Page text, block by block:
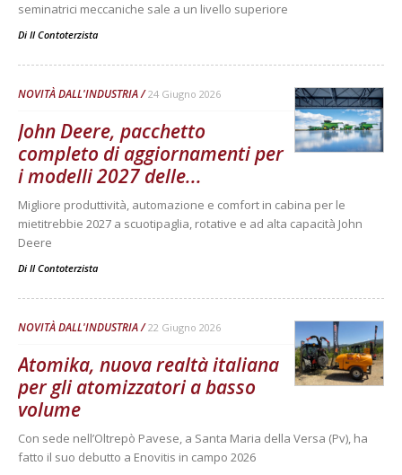
seminatrici meccaniche sale a un livello superiore
Di Il Contoterzista
NOVITÀ DALL'INDUSTRIA 24 Giugno 2026
John Deere, pacchetto
completo di aggiornamenti per
i modelli 2027 delle...
Migliore produttività, automazione e comfort in cabina per le
mietitrebbie 2027 a scuotipaglia, rotative e ad alta capacità John
Deere
Di Il Contoterzista
NOVITÀ DALL'INDUSTRIA 22 Giugno 2026
Atomika, nuova realtà italiana
per gli atomizzatori a basso
volume
Con sede nell’Oltrepò Pavese, a Santa Maria della Versa (Pv), ha
fatto il suo debutto a Enovitis in campo 2026